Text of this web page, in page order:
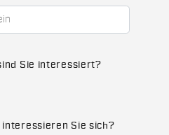
Sie interessiert?
Sie sich?